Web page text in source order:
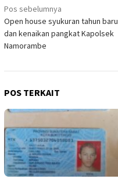
Navigasi
pos
Pos sebelumnya
Open house syukuran tahun baru
dan kenaikan pangkat Kapolsek
Namorambe
POS TERKAIT